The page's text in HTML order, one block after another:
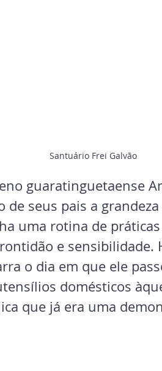
Santuário Frei Galvão
guaratinguetaense
seus pais a
uma rotina de
e sensibilidade.
o dia em que ele
domésticos
que já era uma